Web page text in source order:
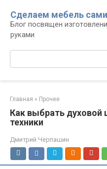
контенту
Сделаем мебель сами
Блог посвящен
руками
Главная » Прочее
Как выбрать духовой
техники
Дмитрий Черпашин